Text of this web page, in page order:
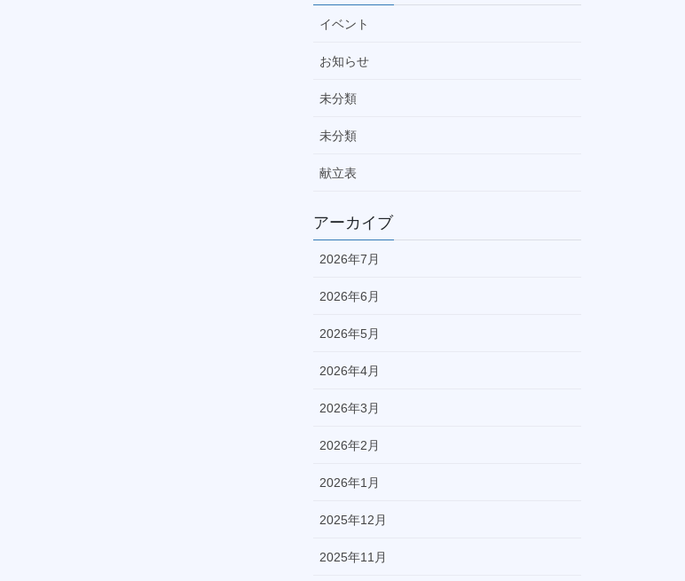
イベント
お知らせ
未分類
未分類
献立表
アーカイブ
2026年7月
2026年6月
2026年5月
2026年4月
2026年3月
2026年2月
2026年1月
2025年12月
2025年11月